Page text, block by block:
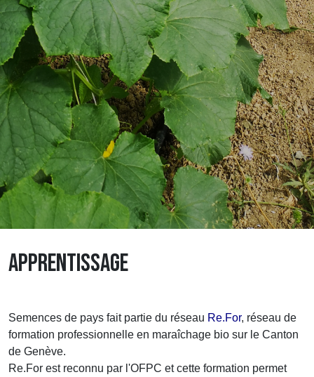
APPRENTISSAGE
Semences de pays fait partie du réseau Re.For, réseau de
formation professionnelle en maraîchage bio sur le Canton
de Genève.
Re.For est reconnu par l'OFPC et cette formation permet